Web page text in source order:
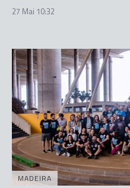
27 Mai 10:32
MADEIRA